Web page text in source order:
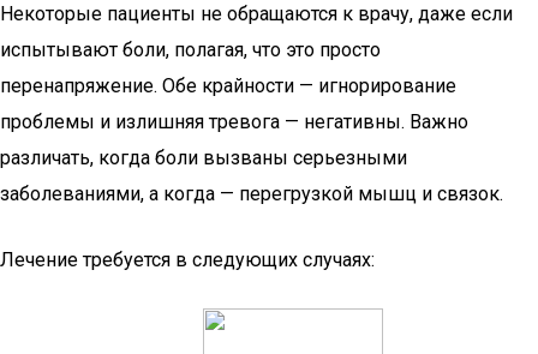
Некоторые пациенты не обращаются к врачу, даже если
испытывают боли, полагая, что это просто
перенапряжение. Обе крайности — игнорирование
проблемы и излишняя тревога — негативны. Важно
различать, когда боли вызваны серьезными
заболеваниями, а когда — перегрузкой мышц и связок.
Лечение требуется в следующих случаях: